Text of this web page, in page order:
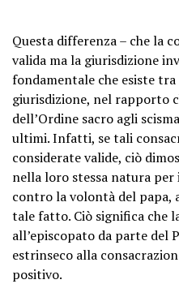
Questa differenza – che la
valida ma la giurisdizione
fondamentale che esiste tra
giurisdizione, nel rapporto
dell’Ordine sacro agli
ultimi. Infatti, se tali
considerate valide, ciò
nella loro stessa natura
contro la volontà del papa,
tale fatto. Ciò significa che
all’episcopato da parte del
estrinseco alla
positivo.